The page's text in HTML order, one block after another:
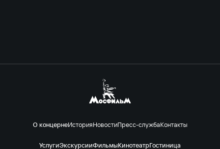
О концернеИсторияНовостиПресс-службаКонтакты
УслугиЭкскурсииФильмыКинотеатрГостиница